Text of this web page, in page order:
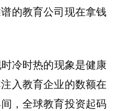
的教育公司现在拿钱
冷时热的现象是健康
入教育企业的数额在
，全球教育投资起码